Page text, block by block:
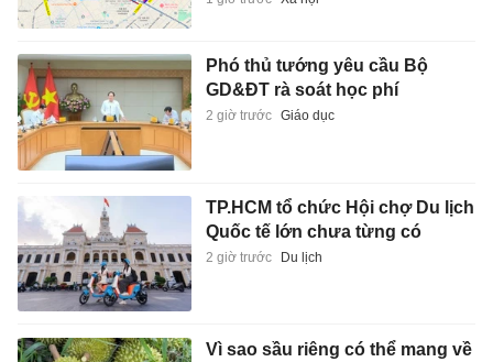
Phó thủ tướng yêu cầu Bộ
GD&ĐT rà soát học phí
2 giờ trước Giáo dục
TP.HCM tổ chức Hội chợ Du lịch
Quốc tế lớn chưa từng có
2 giờ trước Du lịch
Vì sao sầu riêng có thể mang về